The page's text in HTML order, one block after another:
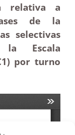
relativa a
de la
selectivas
Escala
por turno